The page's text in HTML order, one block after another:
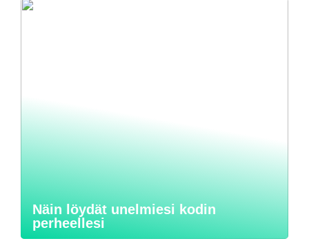
Näin löydät unelmiesi kodin
perheellesi